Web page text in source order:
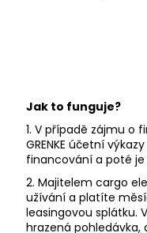
Jak to funguje?
1. V případě zájmu o
GRENKE účetní
financování a poté
2. Majitelem cargo
užívání a platíte
leasingovou splátku.
hrazená pohledávka,